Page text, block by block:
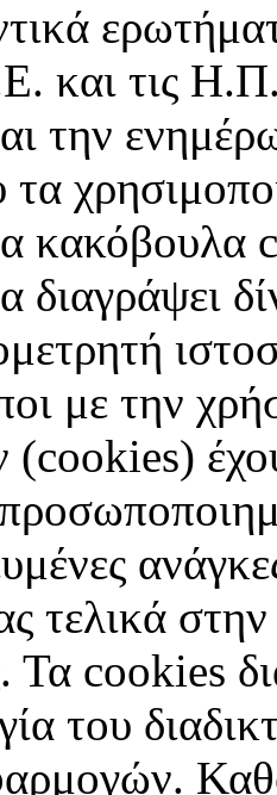
και τις
την
τα
κακόβουλα
διαγράψει
με την
τελικά
Τα cookies
του